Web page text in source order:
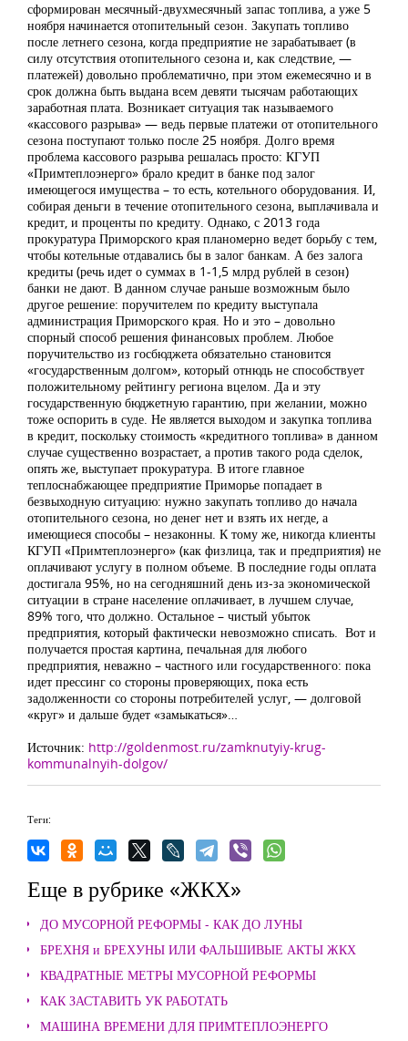
сформирован месячный-двухмесячный запас топлива, а уже 5
ноября начинается отопительный сезон. Закупать топливо
после летнего сезона, когда предприятие не зарабатывает (в
силу отсутствия отопительного сезона и, как следствие, —
платежей) довольно проблематично, при этом ежемесячно и в
срок должна быть выдана всем девяти тысячам работающих
заработная плата. Возникает ситуация так называемого
«кассового разрыва» — ведь первые платежи от отопительного
сезона поступают только после 25 ноября. Долго время
проблема кассового разрыва решалась просто: КГУП
«Примтеплоэнерго» брало кредит в банке под залог
имеющегося имущества – то есть, котельного оборудования. И,
собирая деньги в течение отопительного сезона, выплачивала и
кредит, и проценты по кредиту. Однако, с 2013 года
прокуратура Приморского края планомерно ведет борьбу с тем,
чтобы котельные отдавались бы в залог банкам. А без залога
кредиты (речь идет о суммах в 1-1,5 млрд рублей в сезон)
банки не дают. В данном случае раньше возможным было
другое решение: поручителем по кредиту выступала
администрация Приморского края. Но и это – довольно
спорный способ решения финансовых проблем. Любое
поручительство из госбюджета обязательно становится
«государственным долгом», который отнюдь не способствует
положительному рейтингу региона вцелом. Да и эту
государственную бюджетную гарантию, при желании, можно
тоже оспорить в суде. Не является выходом и закупка топлива
в кредит, поскольку стоимость «кредитного топлива» в данном
случае существенно возрастает, а против такого рода сделок,
опять же, выступает прокуратура. В итоге главное
теплоснабжающее предприятие Приморье попадает в
безвыходную ситуацию: нужно закупать топливо до начала
отопительного сезона, но денег нет и взять их негде, а
имеющиеся способы – незаконны. К тому же, никогда клиенты
КГУП «Примтеплоэнерго» (как физлица, так и предприятия) не
оплачивают услугу в полном объеме. В последние годы оплата
достигала 95%, но на сегодняшний день из-за экономической
ситуации в стране население оплачивает, в лучшем случае,
89% того, что должно. Остальное – чистый убыток
предприятия, который фактически невозможно списать. Вот и
получается простая картина, печальная для любого
предприятия, неважно – частного или государственного: пока
идет прессинг со стороны проверяющих, пока есть
задолженности со стороны потребителей услуг, — долговой
«круг» и дальше будет «замыкаться»…
Источник: http://goldenmost.ru/zamknutyiy-krug-
kommunalnyih-dolgov/
Теги:
Еще в рубрике «ЖКХ»
ДО МУСОРНОЙ РЕФОРМЫ - КАК ДО ЛУНЫ
БРЕХНЯ и БРЕХУНЫ ИЛИ ФАЛЬШИВЫЕ АКТЫ ЖКХ
КВАДРАТНЫЕ МЕТРЫ МУСОРНОЙ РЕФОРМЫ
КАК ЗАСТАВИТЬ УК РАБОТАТЬ
МАШИНА ВРЕМЕНИ ДЛЯ ПРИМТЕПЛОЭНЕРГО